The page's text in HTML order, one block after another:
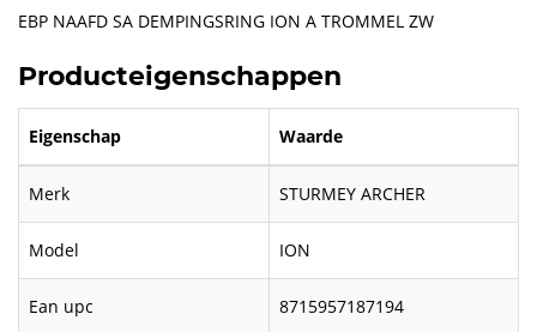
EBP NAAFD SA DEMPINGSRING ION A TROMMEL ZW
Producteigenschappen
Eigenschap Waarde
Merk STURMEY ARCHER
Model ION
Ean upc 8715957187194